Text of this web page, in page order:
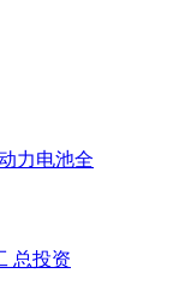
力电池全
总投资